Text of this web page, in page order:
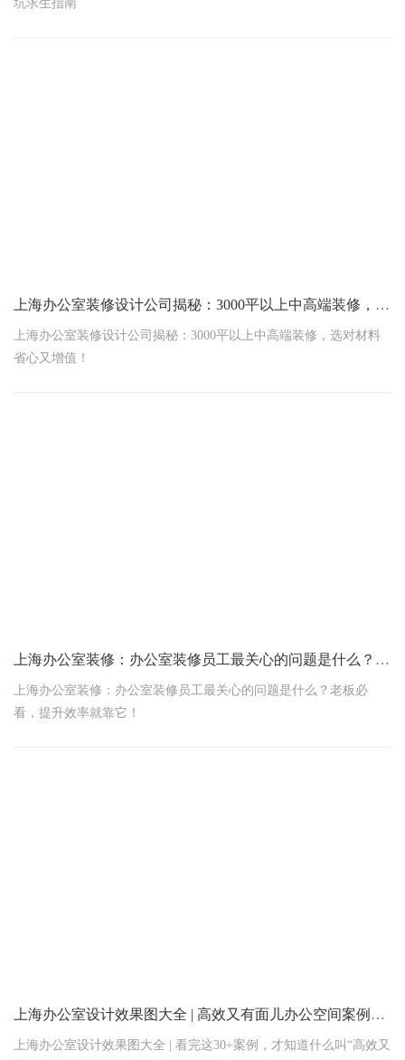
坑求生指南
上海办公室装修设计公司揭秘：3000平以上中高端装修，选对材料省心又增值！
上海办公室装修设计公司揭秘：3000平以上中高端装修，选对材料
省心又增值！
上海办公室装修：办公室装修员工最关心的问题是什么？老板必看
上海办公室装修：办公室装修员工最关心的问题是什么？老板必
看，提升效率就靠它！
上海办公室设计效果图大全 | 高效又有面儿办公空间案例30+
上海办公室设计效果图大全 | 看完这30+案例，才知道什么叫“高效又